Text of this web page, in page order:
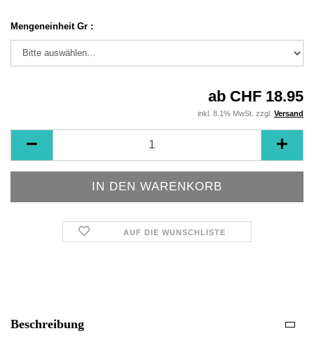
Mengeneinheit Gr :
ab CHF 18.95
inkl. 8.1% MwSt. zzgl. Versand
AUF DIE WUNSCHLISTE
Beschreibung